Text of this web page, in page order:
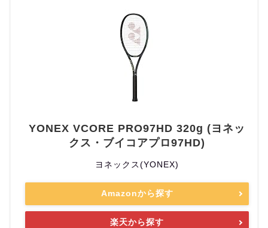
YONEX VCORE PRO97HD 320g (ヨネッ
クス・ブイコアプロ97HD)
ヨネックス(YONEX)
Amazonから探す
楽天から探す